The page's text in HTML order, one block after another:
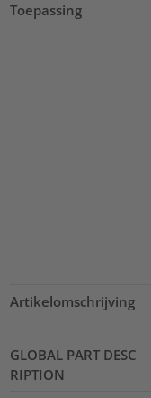
Toepassing
Artikelomschrijving
GLOBAL PART DESC
RIPTION